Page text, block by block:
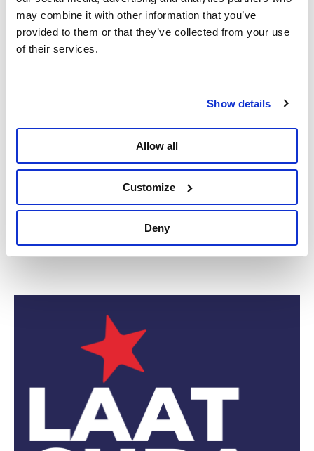
may combine it with other information that you’ve
provided to them or that they’ve collected from your use
of their services.
Show details
Allow all
Customize
Deny
We zullen niet toestaan dat een heel volk wordt
verstikt.”